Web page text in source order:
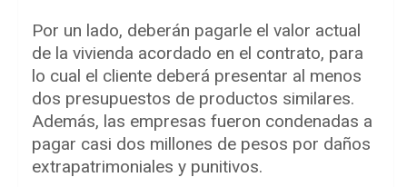
Por un lado, deberán pagarle el valor actual
de la vivienda acordado en el contrato, para
lo cual el cliente deberá presentar al menos
dos presupuestos de productos similares.
Además, las empresas fueron condenadas a
pagar casi dos millones de pesos por daños
extrapatrimoniales y punitivos.